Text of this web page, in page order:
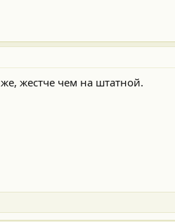
жестче чем на штатной.